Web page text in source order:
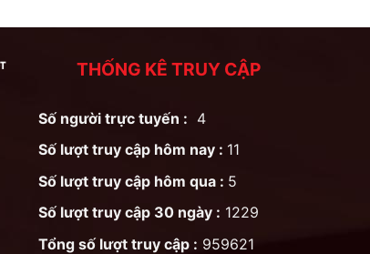
NGHỊ
126/2020/NĐ-
C
THỐNG KÊ TRUY CẬP
Số người trực tuyến : 4
Số lượt truy cập hôm nay : 11
Số lượt truy cập hôm qua : 5
Số lượt truy cập 30 ngày : 1229
Tổng số lượt truy cập : 959621